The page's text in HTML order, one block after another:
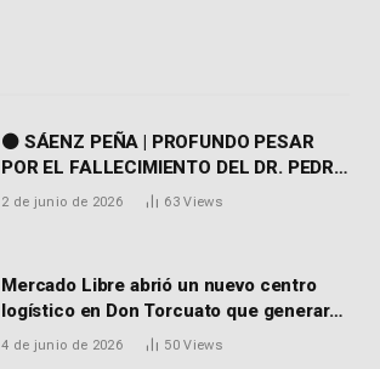
⚫ SÁENZ PEÑA | PROFUNDO PESAR
POR EL FALLECIMIENTO DEL DR. PEDRO
MARTORELL
2 de junio de 2026 63Views
Mercado Libre abrió un nuevo centro
logístico en Don Torcuato que generará
900 empleos: cómo enviar el CV
4 de junio de 2026 50Views